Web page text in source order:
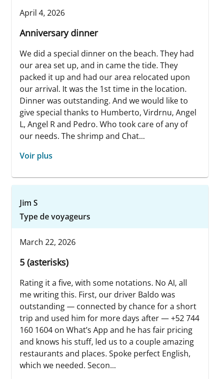
April 4, 2026
Anniversary dinner
We did a special dinner on the beach. They had
our area set up, and in came the tide. They
packed it up and had our area relocated upon
our arrival. It was the 1st time in the location.
Dinner was outstanding. And we would like to
give special thanks to Humberto, Virdrnu, Angel
L, Angel R and Pedro. Who took care of any of
our needs. The shrimp and Chat...
Voir plus
Jim S
Type de voyageurs
March 22, 2026
5 (asterisks)
Rating it a five, with some notations. No AI, all
me writing this. First, our driver Baldo was
outstanding — connected by chance for a short
trip and used him for more days after — +52 744
160 1604 on What’s App and he has fair pricing
and knows his stuff, led us to a couple amazing
restaurants and places. Spoke perfect English,
which we needed. Secon...